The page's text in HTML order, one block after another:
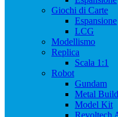
Giochi di Carte
Espansione
LCG
Modellismo
Replica
Scala 1:1
Robot
Gundam
Metal Build
Model Kit